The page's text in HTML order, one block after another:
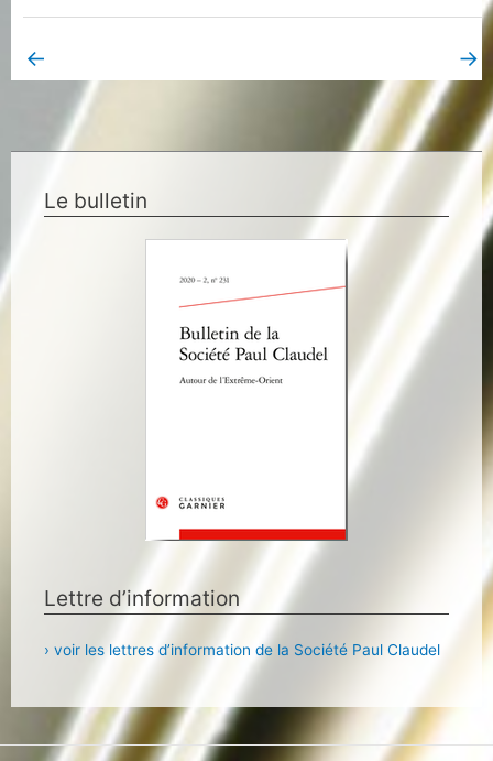
← →
Le bulletin
Lettre d’information
› voir les lettres d’information de la Société Paul Claudel